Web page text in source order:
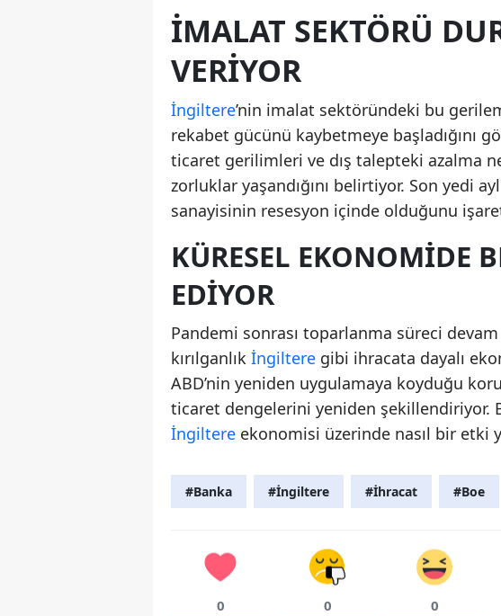
İMALAT SEKTÖRÜ
VERIYOR
İngiltere’nin imalat sektöründeki bu
rekabet gücünü kaybetmeye başladığını
ticaret gerilimleri ve dış talepteki azalma
zorluklar yaşandığını belirtiyor. Son yedi
sanayisinin resesyon içinde olduğunu
KÜRESEL EKONOMIDE
EDIYOR
Pandemi sonrası toparlanma süreci
kırılganlık İngiltere gibi ihracata dayalı
ABD’nin yeniden uygulamaya koyduğu
ticaret dengelerini yeniden şekillendiriyor.
İngiltere ekonomisi üzerinde nasıl bir etki
#Banka #İngiltere #İhracat #Boe
0 0 0